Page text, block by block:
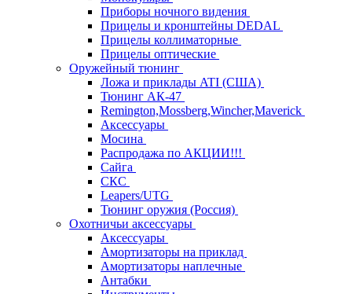
Приборы ночного видения
Прицелы и кронштейны DEDAL
Прицелы коллиматорные
Прицелы оптические
Оружейный тюнинг
Ложа и приклады ATI (США)
Тюнинг АК-47
Remington,Mossberg,Wincher,Maverick
Аксессуары
Мосина
Распродажа по АКЦИИ!!!
Сайга
СКС
Leapers/UTG
Тюнинг оружия (Россия)
Охотничьи аксессуары
Аксессуары
Амортизаторы на приклад
Амортизаторы наплечные
Антабки